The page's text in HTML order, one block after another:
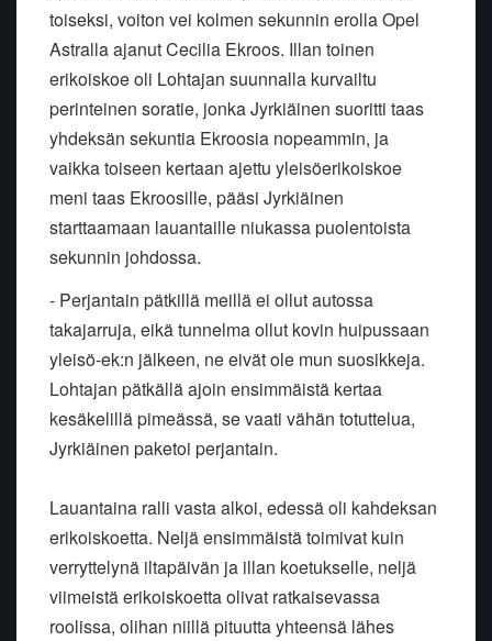
toiseksi, voiton vei kolmen sekunnin erolla Opel
Astralla ajanut Cecilia Ekroos. Illan toinen
erikoiskoe oli Lohtajan suunnalla kurvailtu
perinteinen soratie, jonka Jyrkiäinen suoritti taas
yhdeksän sekuntia Ekroosia nopeammin, ja
vaikka toiseen kertaan ajettu yleisöerikoiskoe
meni taas Ekroosille, pääsi Jyrkiäinen
starttaamaan lauantaille niukassa puolentoista
sekunnin johdossa.
- Perjantain pätkillä meillä ei ollut autossa
takajarruja, eikä tunnelma ollut kovin huipussaan
yleisö-ek:n jälkeen, ne eivät ole mun suosikkeja.
Lohtajan pätkällä ajoin ensimmäistä kertaa
kesäkelillä pimeässä, se vaati vähän totuttelua,
Jyrkiäinen paketoi perjantain.
Lauantaina ralli vasta alkoi, edessä oli kahdeksan
erikoiskoetta. Neljä ensimmäistä toimivat kuin
verryttelynä iltapäivän ja illan koetukselle, neljä
viimeistä erikoiskoetta olivat ratkaisevassa
roolissa, olihan niillä pituutta yhteensä lähes